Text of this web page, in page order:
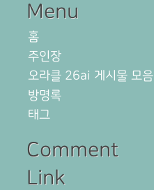
Menu
홈
주인장
오라클 26ai 게시물 모음
방명록
태그
Comment
Link